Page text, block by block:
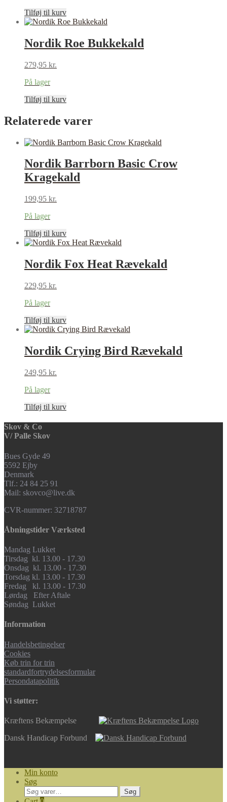
Tilføj til kurv
Nordik Roe Bukkekald
279,95 kr.
På lager
Tilføj til kurv
Relaterede varer
Nordik Barrborn Basic Crow
Kragekald
199,95 kr.
På lager
Tilføj til kurv
Nordik Fox Heat Rævekald
229,95 kr.
På lager
Tilføj til kurv
Nordik Crying Bird Rævekald
249,95 kr.
På lager
Tilføj til kurv
Skov & Co
V/ Palle Skov
Bues Gyde 49
5592 Ejby
Denmark
Tlf.: 24 84 25 91
Mail: skovco@live.dk
CVR-nummer: 32718787
Åbningstider Værksted
Mandag Lukket
Tirsdag kl. 13.00 - 17.30
Onsdag kl. 13.00 - 17.30
Torsdag kl. 13.00 - 17.30
Fredag kl. 13.00 - 17.30
Lørdag Efter Aftale
Søndag Lukket
Information
Handelsbetingelser
Cookies
Køb trin for trin
standardfortrydelsesformular
Persondatapolitik
Vi støtter:
Kræftens Bekæmpelse
Dansk Handicap Forbund
Min konto
Søg
Søg
efter:
Søg